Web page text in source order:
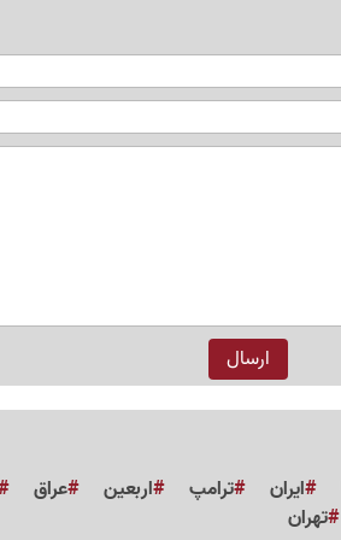
ایران ترامپ اربعین عراق
تهران